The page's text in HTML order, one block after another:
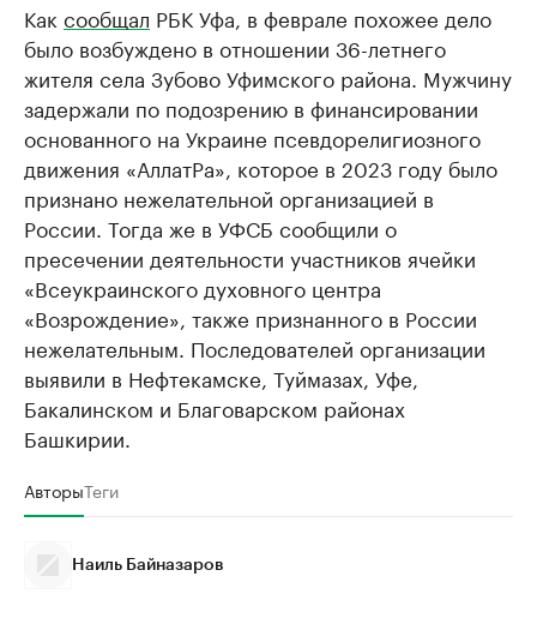
Как сообщал РБК Уфа, в феврале похожее дело
было возбуждено в отношении 36-летнего
жителя села Зубово Уфимского района. Мужчину
задержали по подозрению в финансировании
основанного на Украине псевдорелигиозного
движения «АллатРа», которое в 2023 году было
признано нежелательной организацией в
России. Тогда же в УФСБ сообщили о
пресечении деятельности участников ячейки
«Всеукраинского духовного центра
«Возрождение», также признанного в России
нежелательным. Последователей организации
выявили в Нефтекамске, Туймазах, Уфе,
Бакалинском и Благоварском районах
Башкирии.
АвторыТеги
Наиль Байназаров